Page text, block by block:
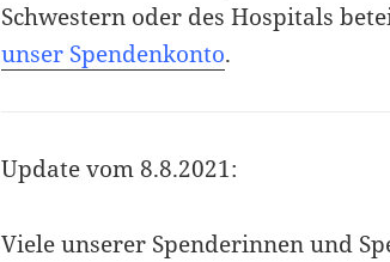
Schwestern oder des Hospitals
unser Spendenkonto.
Update vom 8.8.2021:
Viele unserer Spenderinnen und